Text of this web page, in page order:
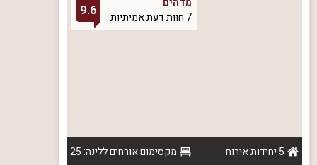
7 חוות דעת אמיתיות
9.6
5 יחידות אירוח
מקסימום אורחים ללינה: 25